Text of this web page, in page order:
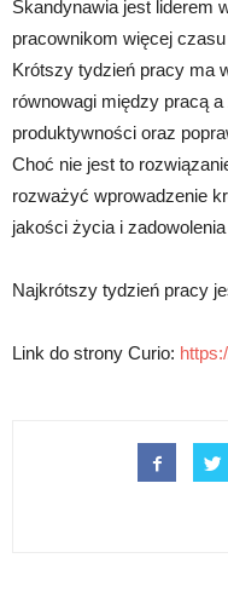
Skandynawia jest liderem
pracownikom więcej
Krótszy tydzień pracy ma
równowagi między pracą
produktywności oraz
Choć nie jest to
rozważyć wprowadzenie
jakości życia i
Najkrótszy tydzień pracy
Link do strony Curio: